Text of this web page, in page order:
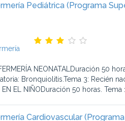
Pediátrica (Programa
NEONATALDuración 50
Bronquiolitis.Tema 3: Recién
EL NIÑODuración 50 horas. Tema
Cardiovascular